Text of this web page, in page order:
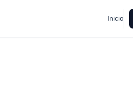
Inicio